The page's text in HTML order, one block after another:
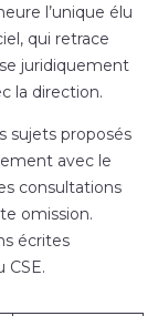
l’unique élu
qui retrace
juridiquement
la direction.
sujets proposés
avec le
consultations
omission.
écrites